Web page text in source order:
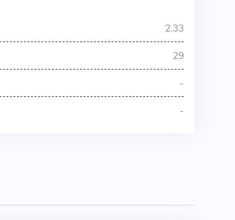
2.33
29
-
-